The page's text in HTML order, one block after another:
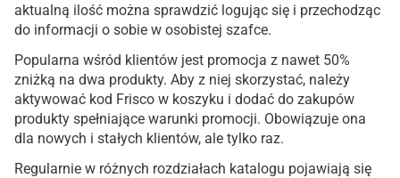
aktualną ilość można sprawdzić logując się i przechodząc
do informacji o sobie w osobistej szafce.
Popularna wśród klientów jest promocja z nawet 50%
zniżką na dwa produkty. Aby z niej skorzystać, należy
aktywować kod Frisco w koszyku i dodać do zakupów
produkty spełniające warunki promocji. Obowiązuje ona
dla nowych i stałych klientów, ale tylko raz.
Regularnie w różnych rozdziałach katalogu pojawiają się